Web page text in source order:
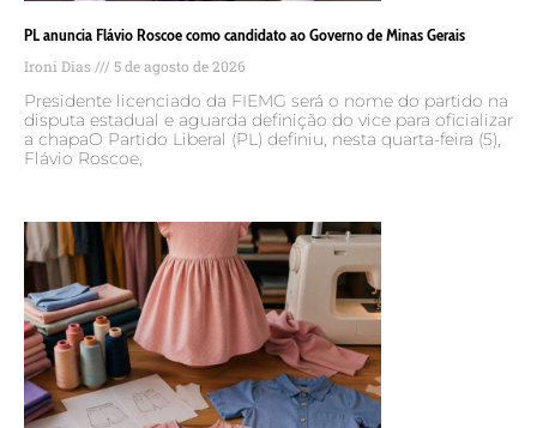
PL anuncia Flávio Roscoe como candidato ao Governo de Minas Gerais
Ironi Dias 5 de agosto de 2026
Presidente licenciado da FIEMG será o nome do partido na
disputa estadual e aguarda definição do vice para oficializar
a chapaO Partido Liberal (PL) definiu, nesta quarta-feira (5),
Flávio Roscoe,